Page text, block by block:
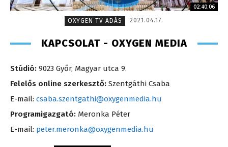
02:40:06
OXYGEN TV ADÁS
2021.04.17.
KAPCSOLAT - OXYGEN MEDIA
Stúdió: 9023 Győr, Magyar utca 9.
Felelős online szerkesztő: Szentgáthi Csaba
E-mail: csaba.szentgathi@oxygenmedia.hu
Programigazgató: Meronka Péter
E-mail: peter.meronka@oxygenmedia.hu